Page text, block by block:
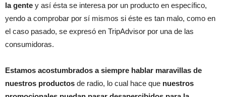
la gente y así ésta se interesa por un producto en específico,
yendo a comprobar por sí mismos si éste es tan malo, como en
el caso pasado, se expresó en TripAdvisor por una de las
consumidoras.
Estamos acostumbrados a siempre hablar maravillas de
nuestros productos de radio, lo cual hace que nuestros